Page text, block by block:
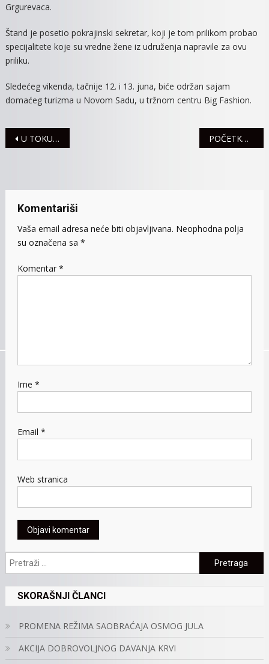
Grgurevaca.
Štand je posetio pokrajinski sekretar, koji je tom prilikom probao
specijalitete koje su vredne žene iz udruženja napravile za ovu
priliku.
Sledećeg vikenda, tačnije 12. i 13. juna, biće održan sajam
domaćeg turizma u Novom Sadu, u tržnom centru Big Fashion.
Navigacija
U TOKU PRIKUPLjANjE PESTICIDNOG OTPADA PO MITROVAČKIM SELIMA POČETKOM SLEDEĆE NEDELJE SLUŽBA OPŠTE HIRURGIJE
Komentariši
Vaša email adresa neće biti objavljivana. Neophodna polja
su označena sa *
Komentar *
Ime *
Email *
Web stranica
Pretraga:
SKORAŠNJI ČLANCI
PROMENA REŽIMA SAOBRAĆAJA OSMOG JULA
AKCIJA DOBROVOLJNOG DAVANJA KRVI